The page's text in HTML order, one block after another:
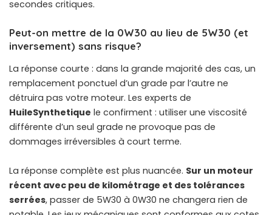
secondes critiques.
Peut-on mettre de la 0W30 au lieu de 5W30 (et
inversement) sans risque?
La réponse courte : dans la grande majorité des cas, un
remplacement ponctuel d’un grade par l’autre ne
détruira pas votre moteur. Les experts de
HuileSynthetique le confirment : utiliser une viscosité
différente d’un seul grade ne provoque pas de
dommages irréversibles à court terme.
La réponse complète est plus nuancée. Sur un moteur
récent avec peu de kilométrage et des tolérances
serrées, passer de 5W30 à 0W30 ne changera rien de